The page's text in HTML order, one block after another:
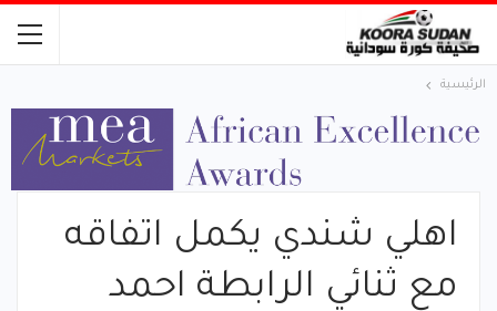
الرئيسية
اهلي شندي يكمل اتفاقه
مع ثنائي الرابطة احمد